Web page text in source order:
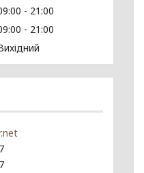
21:00
21:00